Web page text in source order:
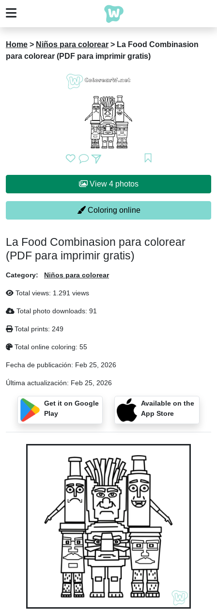
Home > Niños para colorear > La Food Combinasion
para colorear (PDF para imprimir gratis)
View 4 photos
Coloring online
La Food Combinasion para colorear
(PDF para imprimir gratis)
Category: Niños para colorear
Total views: 1.291 views
Total photo downloads: 91
Total prints: 249
Total online coloring: 55
Fecha de publicación: Feb 25, 2026
Última actualización: Feb 25, 2026
Get it on Google
Play
Available on the
App Store